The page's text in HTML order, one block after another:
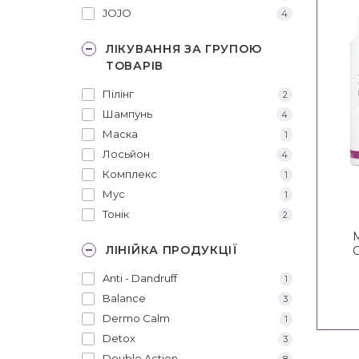
JOJO 4
ЛІКУВАННЯ ЗА ГРУПОЮ
ТОВАРІВ
Пілінг 2
Шампунь 4
Маска 1
Лосьйон 4
Комплекс 1
Мус 1
Тонік 2
ЛІНІЙКА ПРОДУКЦІЇ
Anti - Dandruff 1
Balance 3
Dermo Calm 1
Detox 3